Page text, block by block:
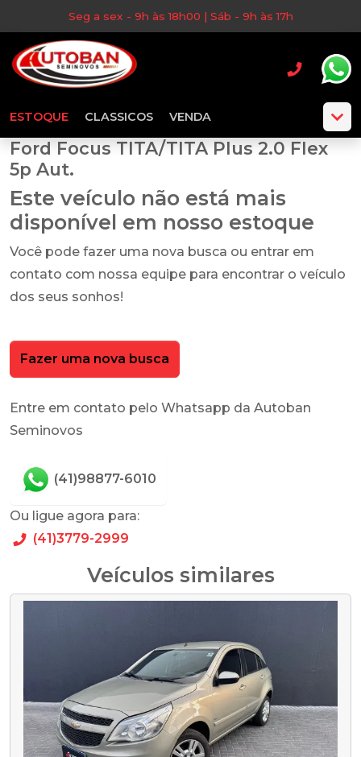
Seg a sex - 9h às 18h00 | Sáb - 9h às 17h
ESTOQUE CLASSICOS VENDA
Ford Focus TITA/TITA Plus 2.0 Flex
5p Aut.
Este veículo não está mais
disponível em nosso estoque
Você pode fazer uma nova busca ou entrar em
contato com nossa equipe para encontrar o veículo
dos seus sonhos!
Fazer uma nova busca
Entre em contato pelo Whatsapp da Autoban
Seminovos
(41)98877-6010
Ou ligue agora para:
(41)3779-2999
Veículos similares